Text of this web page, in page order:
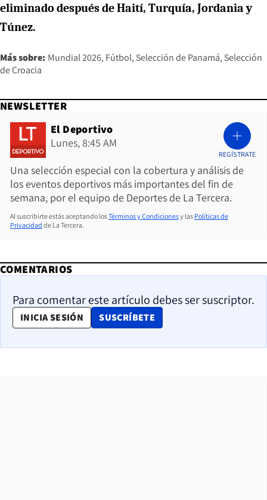
eliminado después de Haití, Turquía, Jordania y
Túnez.
Más sobre: Mundial 2026 Fútbol Selección de Panamá Selección
de Croacia
NEWSLETTER
El Deportivo
Lunes, 8:45 AM
Una selección especial con la cobertura y análisis de
los eventos deportivos más importantes del fin de
semana, por el equipo de Deportes de La Tercera.
REGÍSTRATE
Al suscribirte estás aceptando losTérminos y Condicionesy las Políticas de
Privacidad de La Tercera.
COMENTARIOS
Para comentar este artículo debes ser suscriptor.
INICIA SESIÓN SUSCRÍBETE
OPENS IN NEW WINDOW